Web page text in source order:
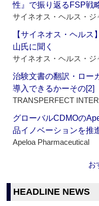
性』で振り返るFSP戦
サイネオス・ヘルス・ジ
【サイネオス・ヘル
山氏に聞く
サイネオス・ヘルス・ジ
治験文書の翻訳・ロー
導入できるかーその[2]
TRANSPERFECT
グローバルCDMOの
品イノベーションを推
Apeloa Pharmaceutical
お
HEADLINE NEWS